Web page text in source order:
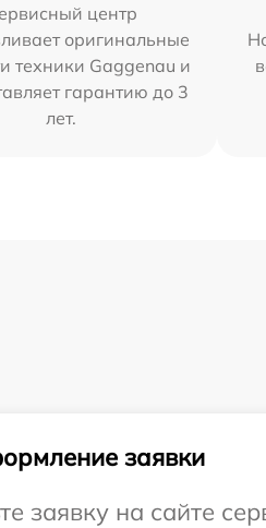
центр
оригинальные
техники Gaggenau и
гарантию до 3
лет.
заявки
заявку на сайте